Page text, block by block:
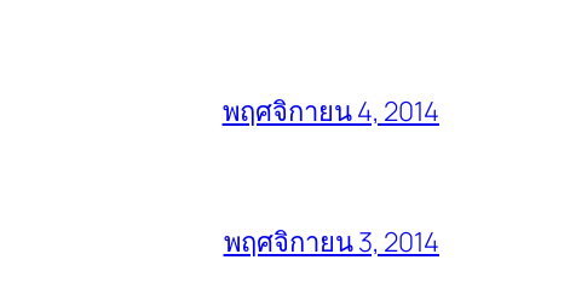
พฤศจิกายน 4, 2014
พฤศจิกายน 3, 2014